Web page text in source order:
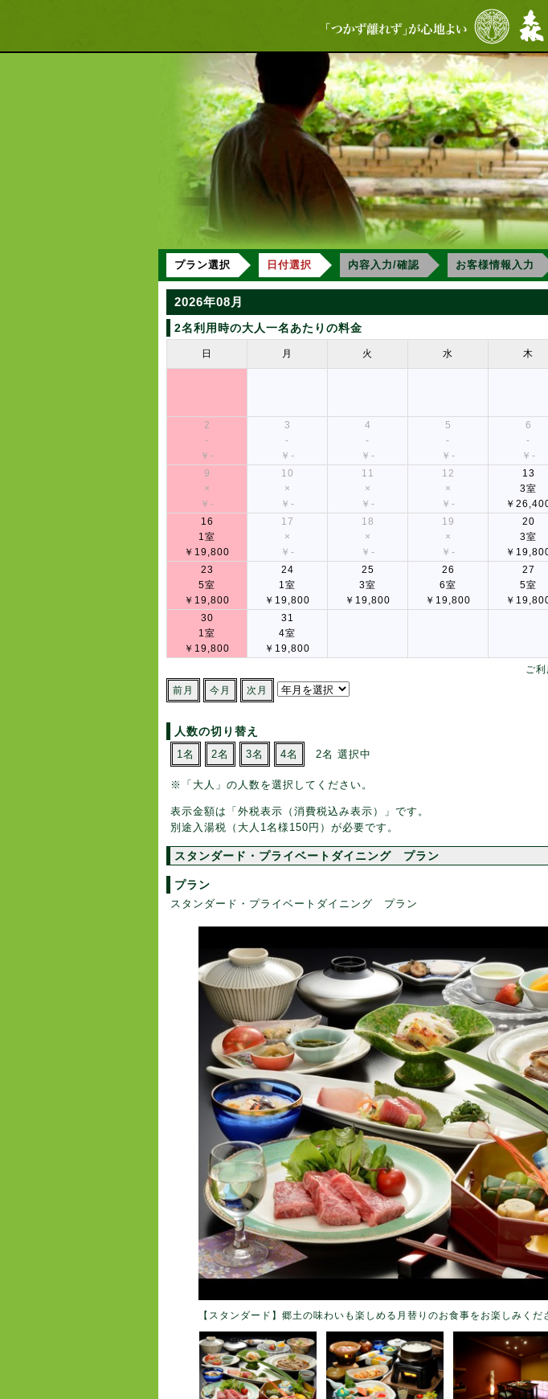
プラン選択 日付選択 内容入力/確認 お客様情報入力
2026年08月
2名利用時の大人一名あたりの料金
日 月 火 水 木
2
-
￥-
3
-
￥-
4
-
￥-
5
-
￥-
6
-
￥-
9
×
￥-
10
×
￥-
11
×
￥-
12
×
￥-
13
3室
￥
16
1室
￥19,800
17
×
￥-
18
×
￥-
19
×
￥-
20
3室
￥
23
5室
￥19,800
24
1室
￥19,800
25
3室
￥19,800
26
6室
￥19,800
27
5室
￥
30
1室
￥19,800
31
4室
￥19,800
ご
前月
今月 次月
人数の切り替え
1名 2名 3名 4名 2名 選択中
※「大人」の人数を選択してください。
表示金額は「外税表示（消費税込み表示）」です。
別途入湯税（大人1名様150円）が必要です。
スタンダード・プライベートダイニング プラン
プラン
スタンダード・プライベートダイニング プラン
【スタンダード】郷土の味わいも楽しめる月替りのお食事をお楽しみくだ